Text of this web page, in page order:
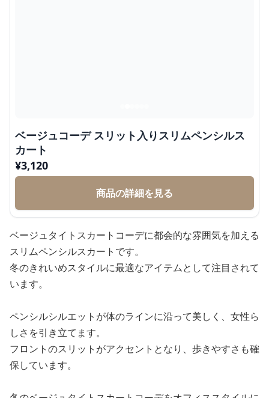
ベージュコーデ スリット入りスリムペンシルス
カート
¥3,120
商品の詳細を見る
ベージュタイトスカートコーデに都会的な雰囲気を加える
スリムペンシルスカートです。
冬のきれいめスタイルに最適なアイテムとして注目されて
います。
ペンシルシルエットが体のラインに沿って美しく、女性ら
しさを引き立てます。
フロントのスリットがアクセントとなり、歩きやすさも確
保しています。